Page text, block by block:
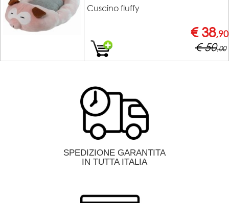
Cuscino fluffy
€ 38,90
€ 50,00
SPEDIZIONE GARANTITA
IN TUTTA ITALIA